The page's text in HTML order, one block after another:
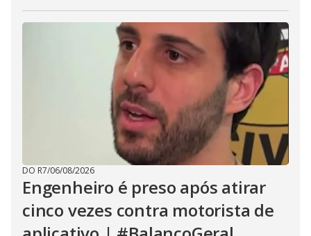
DO R7/06/08/2026
Engenheiro é preso após atirar
cinco vezes contra motorista de